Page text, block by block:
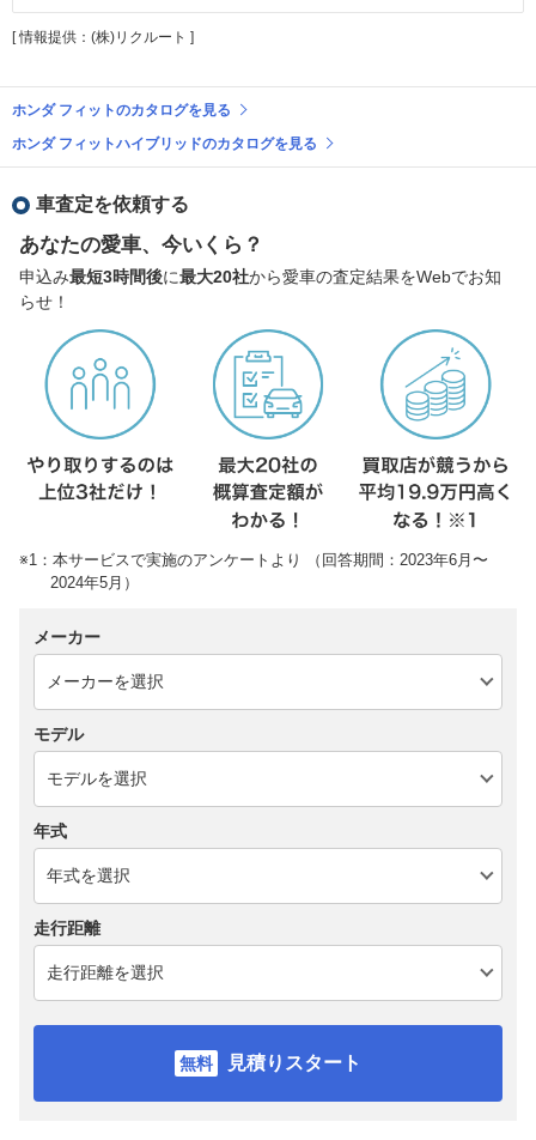
[ 情報提供：(株)リクルート ]
ホンダ フィットのカタログを見る
ホンダ フィットハイブリッドのカタログを見る
車査定を依頼する
あなたの愛車、今いくら？
申込み最短3時間後に最大20社から愛車の査定結果をWebでお知
らせ！
※1：本サービスで実施のアンケートより （回答期間：2023年6月〜
2024年5月）
メーカー
モデル
年式
走行距離
見積りスタート